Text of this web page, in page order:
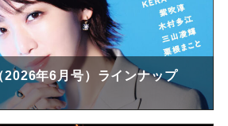
2026年6月号）ラインナップ